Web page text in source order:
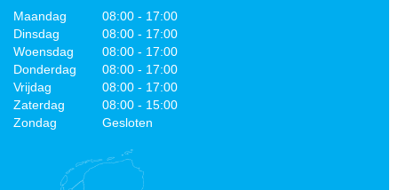
Maandag
08:00 - 17:00
Dinsdag
08:00 - 17:00
Woensdag
08:00 - 17:00
Donderdag
08:00 - 17:00
Vrijdag
08:00 - 17:00
Zaterdag
08:00 - 15:00
Zondag
Gesloten